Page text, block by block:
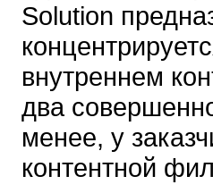
Solution
внутреннем
два
менее, у
контентной